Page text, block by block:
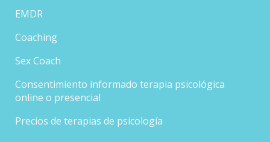
EMDR
Coaching
Sex Coach
Consentimiento informado terapia psicológica
online o presencial
Precios de terapias de psicología